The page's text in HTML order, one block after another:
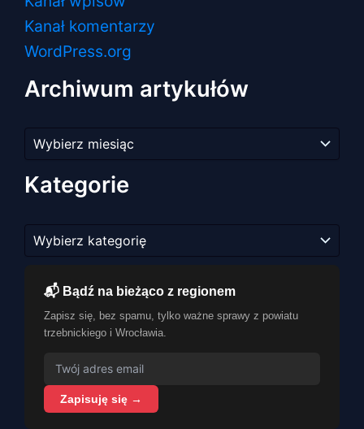
Kanał komentarzy
WordPress.org
Archiwum artykułów
artykułów
Kategorie
📬 Bądź na bieżąco z regionem
Zapisz się, bez spamu, tylko ważne sprawy z powiatu
trzebnickiego i Wrocławia.
Zapisuję się →